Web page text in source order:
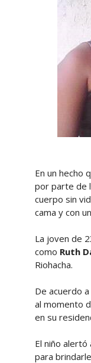
En un hecho
por parte de
cuerpo sin
cama y con
La joven de
como Ruth
Riohacha.
De acuerdo
al momento
en su
El niño alertó
para